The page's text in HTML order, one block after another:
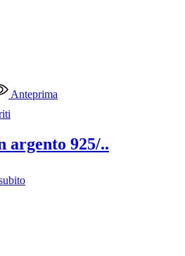
Anteprima
argento 925/..